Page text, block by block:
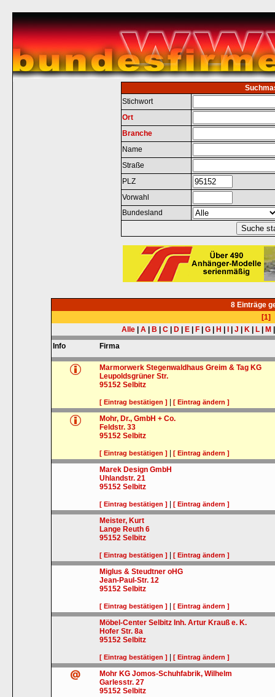
Stichwort
Ort
Branche
Name
Straße
PLZ
Vorwahl
Bundesland
8 Einträge
[1]
Alle
A B C D E F G H J K L M
Info
Firma
Marmorwerk Stegenwaldhaus Greim & Tag KG
Leupoldsgrüner Str.
95152 Selbitz
[ Eintrag bestätigen ] |[ Eintrag ändern ]
Mohr, Dr., GmbH + Co.
Feldstr. 33
95152 Selbitz
[ Eintrag bestätigen ] |[ Eintrag ändern ]
Marek Design GmbH
Uhlandstr. 21
95152 Selbitz
[ Eintrag bestätigen ] |[ Eintrag ändern ]
Meister, Kurt
Lange Reuth 6
95152 Selbitz
[ Eintrag bestätigen ] |[ Eintrag ändern ]
Miglus & Steudtner oHG
Jean-Paul-Str. 12
95152 Selbitz
[ Eintrag bestätigen ] |[ Eintrag ändern ]
Möbel-Center Selbitz Inh. Artur Krauß e. K.
Hofer Str. 8a
95152 Selbitz
[ Eintrag bestätigen ] |[ Eintrag ändern ]
Mohr KG Jomos-Schuhfabrik, Wilhelm
Garlesstr. 27
95152 Selbitz